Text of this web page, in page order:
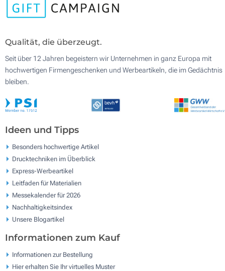
Qualität, die überzeugt.
Seit über 12 Jahren begeistern wir Unternehmen in ganz Europa mit
hochwertigen Firmengeschenken und Werbeartikeln, die im Gedächtnis
bleiben.
Ideen und Tipps
Besonders hochwertige Artikel
Drucktechniken im Überblick
Express-Werbeartikel
Leitfaden für Materialien
Messekalender für 2026
Nachhaltigkeitsindex
Unsere Blogartikel
Informationen zum Kauf
Informationen zur Bestellung
Hier erhalten Sie Ihr virtuelles Muster